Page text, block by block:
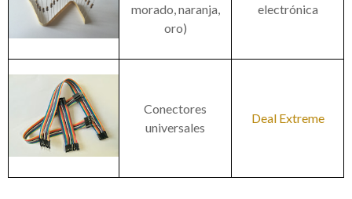
morado, naranja,
oro)
electrónica
Conectores
universales
Deal Extreme